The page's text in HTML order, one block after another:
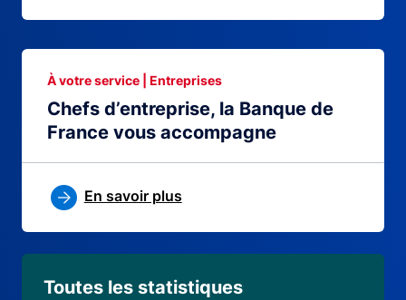
Chefs d’entreprise, la Banque de
France vous accompagne
À votre service | Entreprises
En savoir plus
Toutes les statistiques